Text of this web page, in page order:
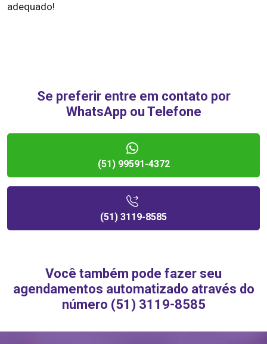
adequado!
Se preferir entre em contato por
WhatsApp ou Telefone
(51) 99591-4372
(51) 3119-8585
Você também pode fazer seu
agendamentos automatizado através do
número (51) 3119-8585